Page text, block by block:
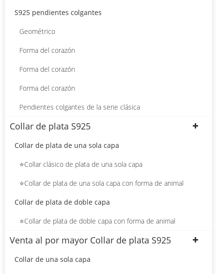
S925 pendientes colgantes
Geométrico
Forma del corazón
Forma del corazón
Forma del corazón
Pendientes colgantes de la serie clásica
Collar de plata S925
Collar de plata de una sola capa
⭐Collar clásico de plata de una sola capa
⭐Collar de plata de una sola capa con forma de animal
Collar de plata de doble capa
⭐Collar de plata de doble capa con forma de animal
Venta al por mayor Collar de plata S925
Collar de una sola capa